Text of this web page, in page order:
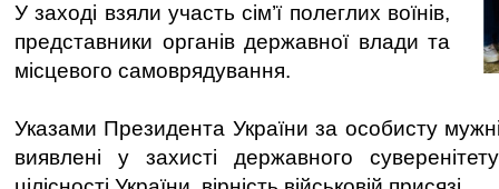
У заході взяли участь сім’ї полеглих воїнів,
представники органів державної влади та
місцевого самоврядування.
Указами Президента України за особисту
виявлені у захисті державного